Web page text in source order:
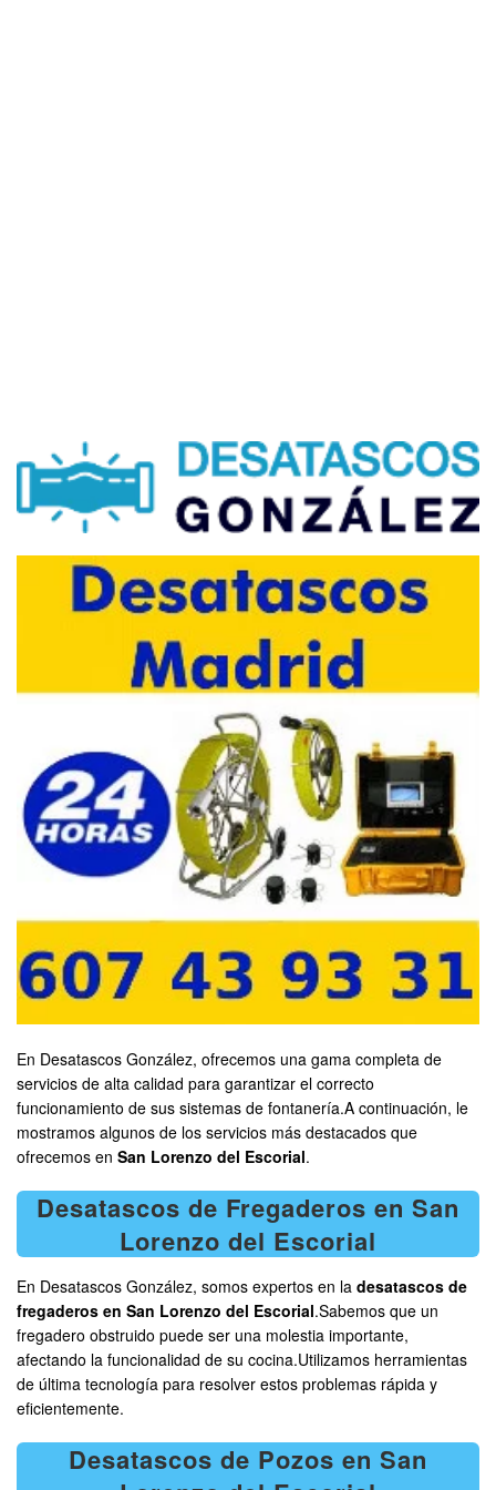
En Desatascos González, ofrecemos una gama completa de
servicios de alta calidad para garantizar el correcto
funcionamiento de sus sistemas de fontanería.A continuación, le
mostramos algunos de los servicios más destacados que
ofrecemos en San Lorenzo del Escorial.
Desatascos de Fregaderos en San
Lorenzo del Escorial
En Desatascos González, somos expertos en la desatascos de
fregaderos en San Lorenzo del Escorial.Sabemos que un
fregadero obstruido puede ser una molestia importante,
afectando la funcionalidad de su cocina.Utilizamos herramientas
de última tecnología para resolver estos problemas rápida y
eficientemente.
Desatascos de Pozos en San